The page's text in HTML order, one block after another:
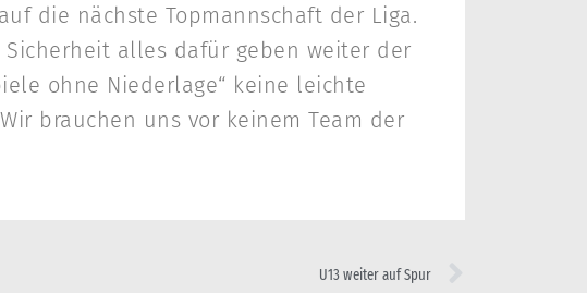
die nächste Topmannschaft der Liga.
alles dafür geben weiter der
ohne Niederlage“ keine leichte
brauchen uns vor keinem Team der
U13 weiter auf Spur